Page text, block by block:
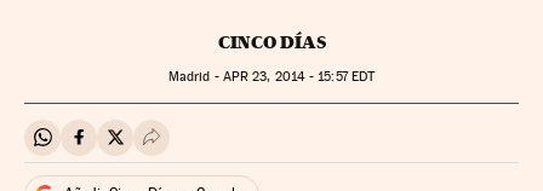
CINCO DÍAS
Madrid - APR 23, 2014 - 15:57EDT
Compartir en Whatsapp
Compartir en Facebook
Compartir en Twitter
Desplegar Redes Sociales